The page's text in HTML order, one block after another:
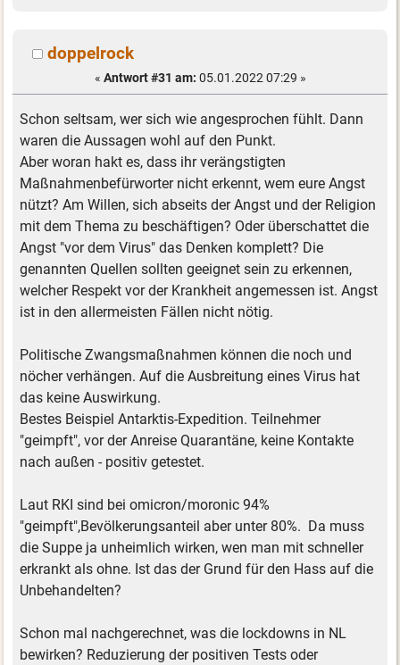
doppelrock
« Antwort #31 am: 05.01.2022 07:29 »
Schon seltsam, wer sich wie angesprochen fühlt. Dann
waren die Aussagen wohl auf den Punkt.
Aber woran hakt es, dass ihr verängstigten
Maßnahmenbefürworter nicht erkennt, wem eure Angst
nützt? Am Willen, sich abseits der Angst und der Religion
mit dem Thema zu beschäftigen? Oder überschattet die
Angst "vor dem Virus" das Denken komplett? Die
genannten Quellen sollten geeignet sein zu erkennen,
welcher Respekt vor der Krankheit angemessen ist. Angst
ist in den allermeisten Fällen nicht nötig.
Politische Zwangsmaßnahmen können die noch und
nöcher verhängen. Auf die Ausbreitung eines Virus hat
das keine Auswirkung.
Bestes Beispiel Antarktis-Expedition. Teilnehmer
"geimpft", vor der Anreise Quarantäne, keine Kontakte
nach außen - positiv getestet.
Laut RKI sind bei omicron/moronic 94%
"geimpft",Bevölkerungsanteil aber unter 80%. Da muss
die Suppe ja unheimlich wirken, wen man mit schneller
erkrankt als ohne. Ist das der Grund für den Hass auf die
Unbehandelten?
Schon mal nachgerechnet, was die lockdowns in NL
bewirken? Reduzierung der positiven Tests oder